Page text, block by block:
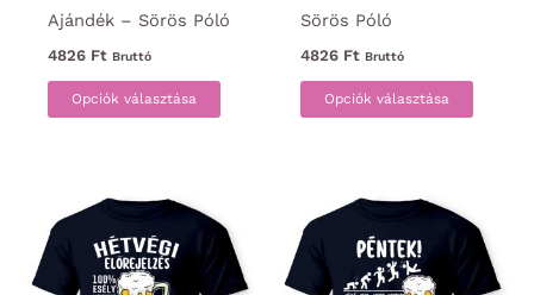
Ajándék – Sörös Póló
4826 Ft Bruttó
Opciók választása
Ennek
a
variációja
van.
A
Sörös Póló
4826 Ft Bruttó
Opciók választása
Ennek
a
van.
A